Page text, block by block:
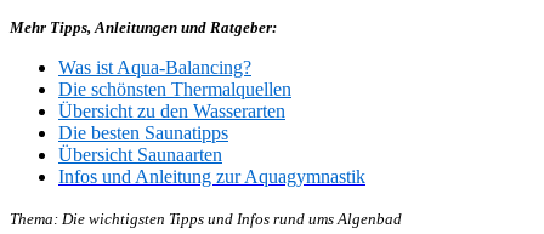
Mehr Tipps, Anleitungen und Ratgeber:
Was ist Aqua-Balancing?
Die schönsten Thermalquellen
Übersicht zu den Wasserarten
Die besten Saunatipps
Übersicht Saunaarten
Infos und Anleitung zur Aquagymnastik
Thema: Die wichtigsten Tipps und Infos rund ums Algenbad